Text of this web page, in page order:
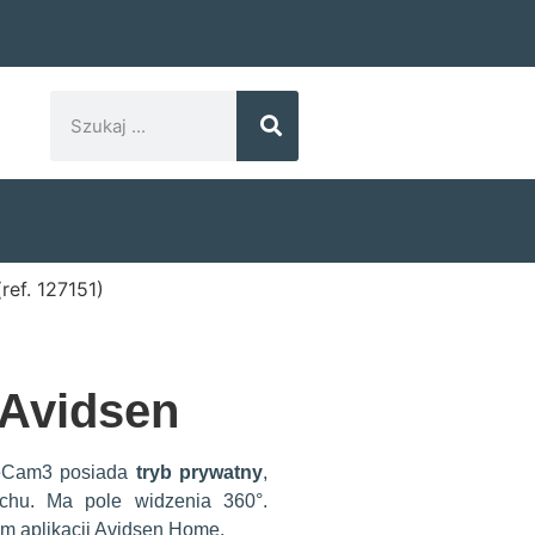
127151)
posiada tryb prywatny,
Ma pole widzenia 360°.
aplikacji Avidsen Home.